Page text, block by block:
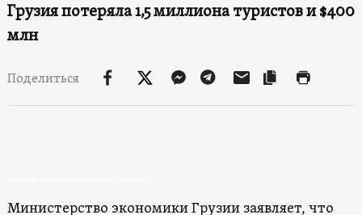
Грузия потеряла 1,5 миллиона туристов и $400
млн
Поделиться
Министерство экономики Грузии заявляет, что